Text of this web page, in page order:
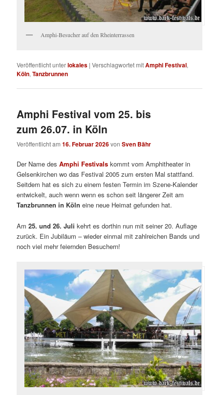
Amphi-Besucher auf den Rheinterrassen
Veröffentlicht unterlokales |Verschlagwortet mitAmphi Festival,
Köln,Tanzbrunnen
Amphi Festival vom 25. bis
zum 26.07. in Köln
Veröffentlicht am16. Februar 2026vonSven Bähr
Der Name desAmphi Festivals kommt vom Amphitheater in
Gelsenkirchen wo das Festival 2005 zum ersten Mal stattfand.
Seitdem hat es sich zu einem festen Termin im Szene-Kalender
entwickelt, auch wenn wenn es schon seit längerer Zeit am
Tanzbrunnen in Köln eine neue Heimat gefunden hat.
Am25. und 26. Juli kehrt es dorthin nun mit seiner 20. Auflage
zurück. Ein Jubiläum – wieder einmal mit zahlreichen Bands und
noch viel mehr feiernden Besuchern!